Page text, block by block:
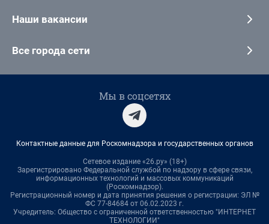
Наши вакансии
Все города сети
Мы в соцсетях
Контактные данные для Роскомнадзора и государственных органов
Сетевое издание «26.ру» (18+)
Зарегистрировано Федеральной службой по надзору в сфере связи,
информационных технологий и массовых коммуникаций
(Роскомнадзор).
Регистрационный номер и дата принятия решения о регистрации: ЭЛ №
ФС 77-84684 от 06.02.2023 г.
Учредитель: Общество с ограниченной ответственностью "ИНТЕРНЕТ
ТЕХНОЛОГИИ"